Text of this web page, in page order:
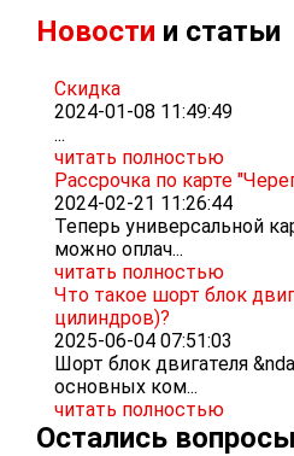
Новости и статьи
Скидка
2024-01-08 11:49:49
...
читать полностью
Рассрочка по карте
2024-02-21 11:26:44
Теперь универсальной
можно оплач...
читать полностью
Что такое шорт блок
цилиндров)?
2025-06-04 07:51:03
Шорт блок двигателя
основных ком...
читать полностью
Остались